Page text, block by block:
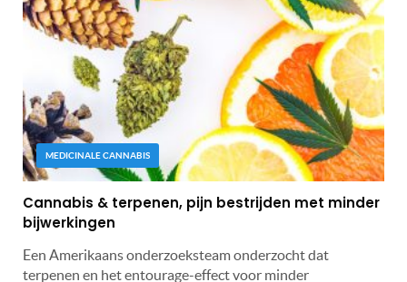
MEDICINALE CANNABIS
Cannabis & terpenen, pijn bestrijden met minder
bijwerkingen
Een Amerikaans onderzoeksteam onderzocht dat
terpenen en het entourage-effect voor minder